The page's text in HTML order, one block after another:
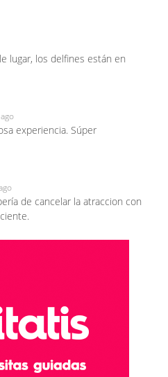
lugar, los delfines están en
experiencia. Súper
de cancelar la atraccion con